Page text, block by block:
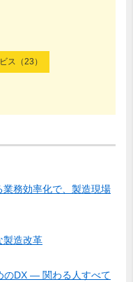
ス（23）
務効率化で、製造現場
製造改革
のDX ― 関わる人すべて